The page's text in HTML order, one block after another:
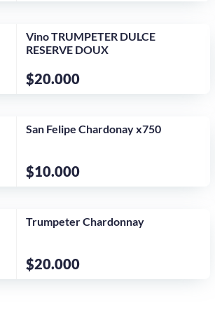
Vino TRUMPETER DULCE
RESERVE DOUX
$20.000
San Felipe Chardonay x750
$10.000
Trumpeter Chardonnay
$20.000